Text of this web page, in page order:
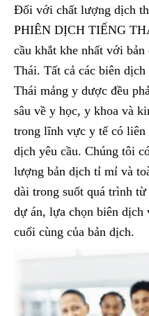
Đối với chất lượng dịch
PHIÊN DỊCH TIẾNG
cầu khắt khe nhất với
Thái. Tất cả các biên
Thái mảng y dược đều
sâu về y học, y khoa và
trong lĩnh vực y tế có liên
dịch yêu cầu. Chúng tôi
lượng bản dịch tỉ mỉ và
dài trong suốt quá trình
dự án, lựa chọn biên dịch
cuối cùng của bản dịch.